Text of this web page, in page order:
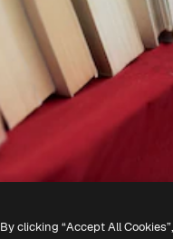
By clicking “Accept All